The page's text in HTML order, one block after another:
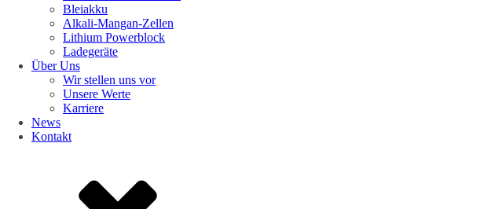
Bleiakku
Alkali-Mangan-Zellen
Lithium Powerblock
Ladegeräte
Über Uns
Wir stellen uns vor
Unsere Werte
Karriere
News
Kontakt